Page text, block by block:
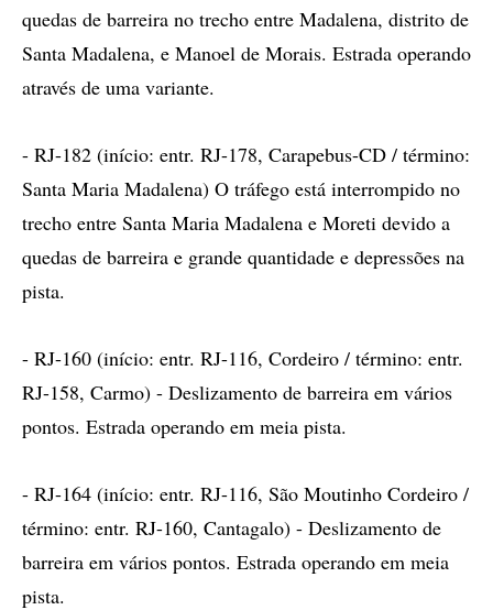
quedas de barreira no trecho entre Madalena, distrito de
Santa Madalena, e Manoel de Morais. Estrada operando
através de uma variante.
- RJ-182 (início: entr. RJ-178, Carapebus-CD / término:
Santa Maria Madalena) O tráfego está interrompido no
trecho entre Santa Maria Madalena e Moreti devido a
quedas de barreira e grande quantidade e depressões na
pista.
- RJ-160 (início: entr. RJ-116, Cordeiro / término: entr.
RJ-158, Carmo) - Deslizamento de barreira em vários
pontos. Estrada operando em meia pista.
- RJ-164 (início: entr. RJ-116, São Moutinho Cordeiro /
término: entr. RJ-160, Cantagalo) - Deslizamento de
barreira em vários pontos. Estrada operando em meia
pista.